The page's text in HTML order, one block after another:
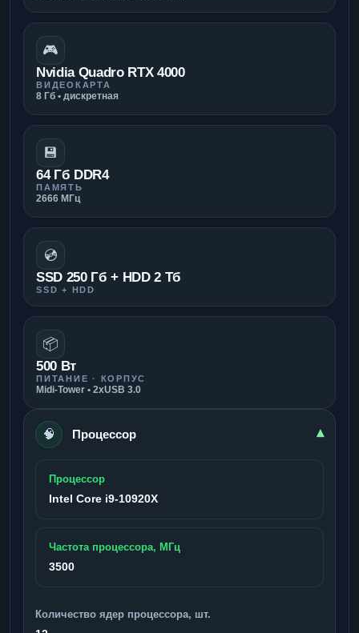
🎮
Nvidia Quadro RTX 4000
ВИДЕОКАРТА
8 Гб • дискретная
💾
64 Гб DDR4
ПАМЯТЬ
2666 МГц
💿
SSD 250 Гб + HDD 2 Тб
SSD + HDD
📦
500 Вт
ПИТАНИЕ · КОРПУС
Midi-Tower • 2xUSB 3.0
🧠 Процессор ▾
Процессор
Intel Core i9-10920X
Частота процессора, МГц
3500
Количество ядер процессора, шт.